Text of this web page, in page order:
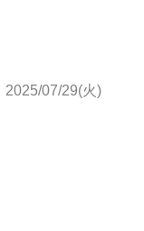
2025/07/29(火)